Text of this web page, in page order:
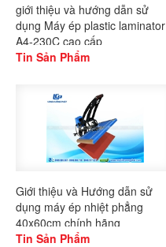
giới thiệu và hướng dẫn sử
dụng Máy ép plastic laminator
A4-230C cao cấp
Tin Sản Phẩm
Giới thiệu và Hướng dẫn sử
dụng máy ép nhiệt phẳng
40x60cm chính hãng
Gaoshang
Tin Sản Phẩm